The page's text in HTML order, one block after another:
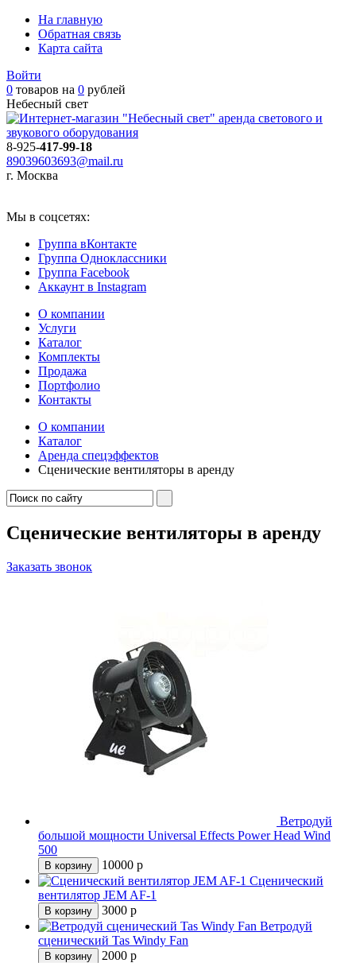
На главную
Обратная связь
Карта сайта
Войти
0 товаров на 0 рублей
Небесный свет
аренда светового и
звукового оборудования
8-925-417-99-18
89039603693@mail.ru
г. Москва
Мы в соцсетях:
Группа вКонтакте
Группа Одноклассники
Группа Facebook
Аккаунт в Instagram
О компании
Услуги
Каталог
Комплекты
Продажа
Портфолио
Контакты
О компании
Каталог
Аренда спецэффектов
Сценические вентиляторы в аренду
Сценические вентиляторы в аренду
Заказать звонок
Ветродуй
большой мощности Universal Effects Power Head Wind
500
В корзину 10000 р
Сценический
вентилятор JEM AF-1
В корзину 3000 р
Ветродуй
сценический Tas Windy Fan
В корзину 2000 р